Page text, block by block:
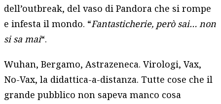
dell’outbreak, del vaso di Pandora che si rompe
e infesta il mondo. “Fantasticherie, però sai… non
si sa mai“.
Wuhan, Bergamo, Astrazeneca. Virologi, Vax,
No-Vax, la didattica-a-distanza. Tutte cose che il
grande pubblico non sapeva manco cosa